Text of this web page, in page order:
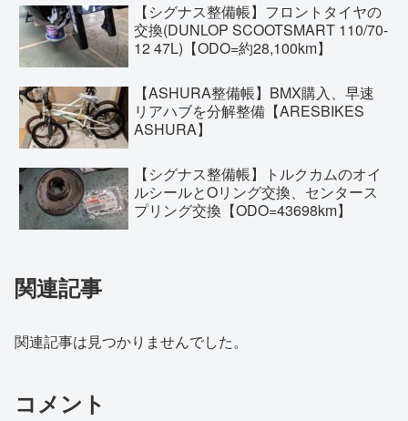
【シグナス整備帳】フロントタイヤの
交換(DUNLOP SCOOTSMART 110/70-
12 47L)【ODO=約28,100km】
【ASHURA整備帳】BMX購入、早速
リアハブを分解整備【ARESBIKES
ASHURA】
【シグナス整備帳】トルクカムのオイ
ルシールとOリング交換、センタース
プリング交換【ODO=43698km】
関連記事
関連記事は見つかりませんでした。
コメント